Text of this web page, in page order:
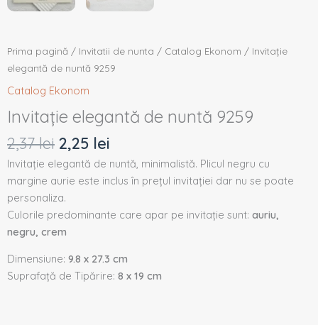
Prima pagină / Invitatii de nunta / Catalog Ekonom / Invitație
elegantă de nuntă 9259
Catalog Ekonom
Invitație elegantă de nuntă 9259
2,37lei 2,25 lei
Invitație elegantă de nuntă, minimalistă. Plicul negru cu
margine aurie este inclus în prețul invitației dar nu se poate
personaliza.
Culorile predominante care apar pe invitație sunt: auriu,
negru, crem
Dimensiune: 9.8 x 27.3 cm
Suprafață de Tipărire: 8 x 19 cm